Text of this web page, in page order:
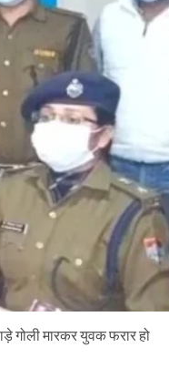
गोली मारकर युवक फरार हो